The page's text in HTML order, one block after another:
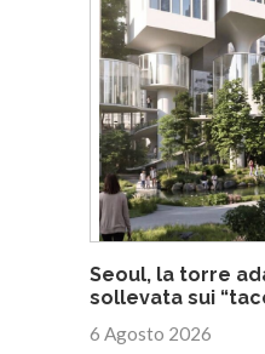
Seoul, la torre
sollevata sui
6 Agosto 2026